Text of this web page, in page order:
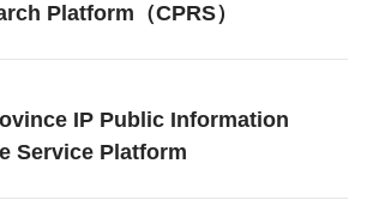
Platform（CPRS）
IP Public Information
Service Platform